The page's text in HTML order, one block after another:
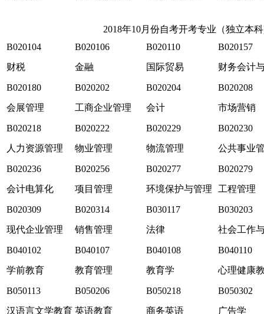
2018年10月份自考开考专业（独立本
B020104
B020106 B020110
B020157
财税
金融 国际贸易 财务会计
B020180 B020202 B020204
B020208
会展管理
工商企业管理 会计 市场营销
B020218 B020222 B020229
B020230
人力资源管理
物业管理 物流管理 公共事业
B020236 B020256 B020277
B020279
会计电算化
项目管理 环境保护与管理 工程管理
B020309 B020314 B030117
B030203
现代企业管理
销售管理 法律 社会工作
B040102 B040107 B040108
B040110
学前教育
教育管理 教育学 心理健康
B050113 B050206 B050218
B050302
汉语言文学教育 英语教育 商务英语 广告学